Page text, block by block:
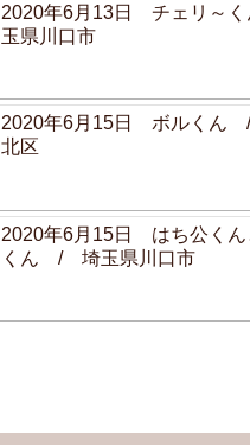
2020年6月13日 チェリ～
玉県川口市
2020年6月15日 ボルくん
北区
2020年6月15日 はち公くん
くん / 埼玉県川口市